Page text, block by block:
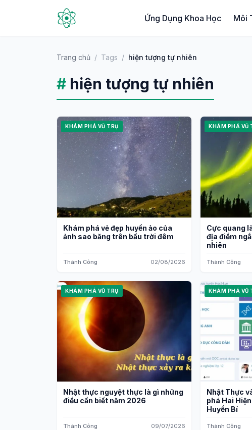
Ứng Dụng Khoa Học Môi
Trang chủ / Tags / hiện tượng tự nhiên
# hiện tượng tự nhiên
KHÁM PHÁ VŨ TRỤ
Khám phá vẻ đẹp huyền ảo của
ảnh sao băng trên bầu trời đêm
Thành Công 02/08/2026
KHÁM PHÁ VŨ
Cực quang
địa điểm
nhiên
Thành Công
KHÁM PHÁ VŨ TRỤ
Nhật thực nguyệt thực là gì những
điều cần biết năm 2026
Thành Công 09/07/2026
KHÁM PHÁ VŨ
Nhật Thực
phá Hai
Huyền Bí
Thành Công